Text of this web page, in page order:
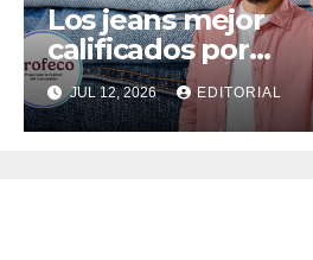
Los jeans mejor
calificados por
Profeco porque no
se decoloran y
aguantan muchas
JUL 12, 2026 EDITORIAL